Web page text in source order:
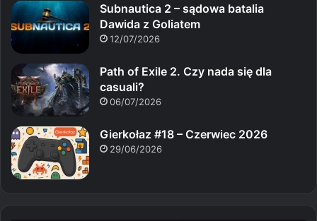
Subnautica 2 – sądowa batalia
Dawida z Goliatem
12/07/2026
Path of Exile 2. Czy nada się dla
casuali?
06/07/2026
Gierkołaz #18 – Czerwiec 2026
29/06/2026